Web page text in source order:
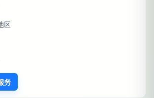
区
务